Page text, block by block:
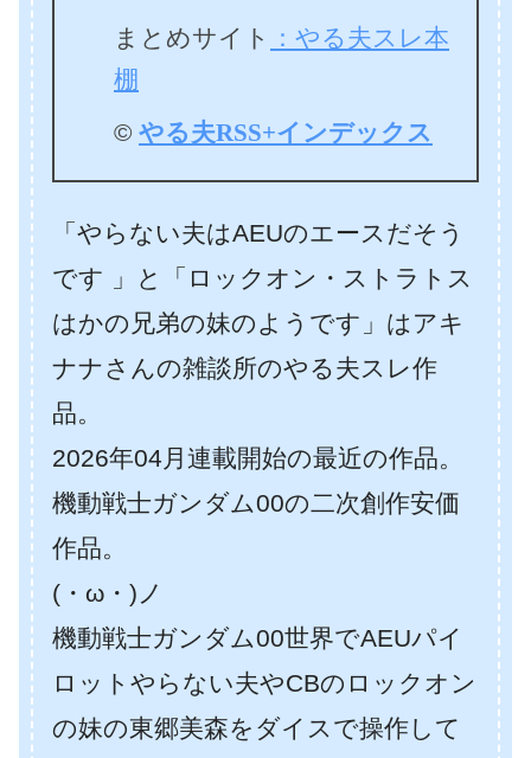
まとめサイト
：やる夫スレ本
棚
© やる夫RSS+インデックス
「やらない夫はAEUのエースだそう
です 」と「ロックオン・ストラトス
はかの兄弟の妹のようです」はアキ
ナナさんの雑談所のやる夫スレ作
品。
2026年04月連載開始の最近の作品。
機動戦士ガンダム00の二次創作安価
作品。
(・ω・)ノ
機動戦士ガンダム00世界でAEUパイ
ロットやらない夫やCBのロックオン
の妹の東郷美森をダイスで操作して